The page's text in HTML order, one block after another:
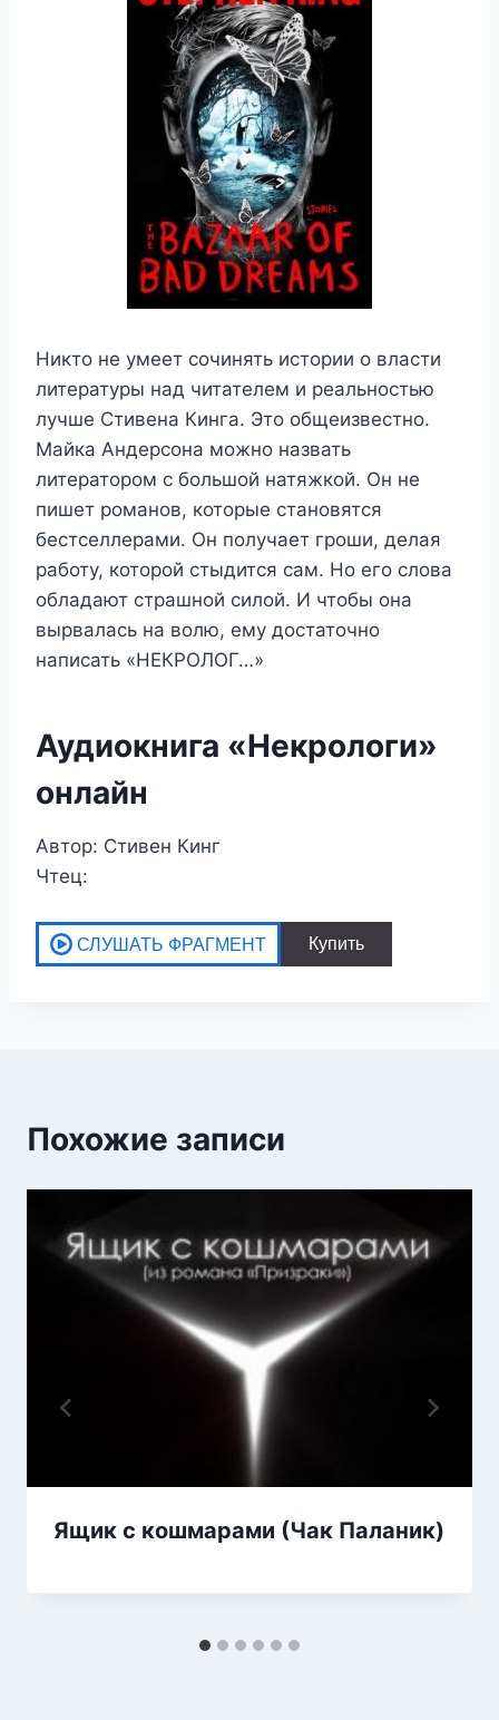
Никто не умеет сочинять истории о власти
литературы над читателем и реальностью
лучше Стивена Кинга. Это общеизвестно.
Майка Андерсона можно назвать
литератором с большой натяжкой. Он не
пишет романов, которые становятся
бестселлерами. Он получает гроши, делая
работу, которой стыдится сам. Но его слова
обладают страшной силой. И чтобы она
вырвалась на волю, ему достаточно
написать «НЕКРОЛОГ…»
Аудиокнига «Некрологи»
онлайн
Автор: Стивен Кинг
Чтец:
Похожие записи
Ящик с кошмарами (Чак Паланик)